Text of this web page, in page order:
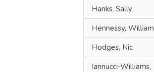
Hanks, Sally
Hennessy, William
Hodges, Nic
Iannucci-Williams,